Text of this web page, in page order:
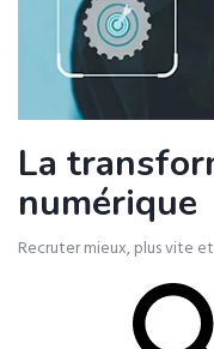
La
numérique
Recruter mieux, plus vite